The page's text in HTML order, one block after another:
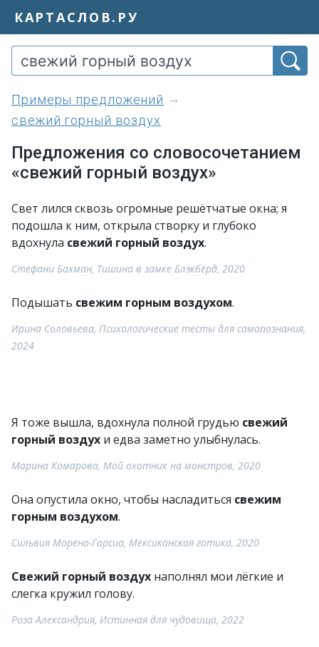
КАРТАСЛОВ.РУ
примеры предложений
свежий горный воздух
Предложения со словосочетанием
«свежий горный воздух»
Свет лился сквозь огромные решётчатые окна; я
подошла к ним, открыла створку и глубоко
вдохнула свежий горный воздух.
Стефани Бахман, Тишина в замке Блэкбёрд, 2020
Подышать свежим горным воздухом.
Ирина Соловьева, Психологические тесты для самопознания,
2024
Я тоже вышла, вдохнула полной грудью свежий
горный воздух и едва заметно улыбнулась.
Марина Комарова, Мой охотник на монстров, 2020
Она опустила окно, чтобы насладиться свежим
горным воздухом.
Сильвия Морено-Гарсиа, Мексиканская готика, 2020
Свежий горный воздух наполнял мои лёгкие и
слегка кружил голову.
Роза Александрия, Истинная для чудовища, 2022